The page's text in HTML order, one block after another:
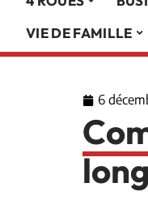
VIE DE FAMILLE
6